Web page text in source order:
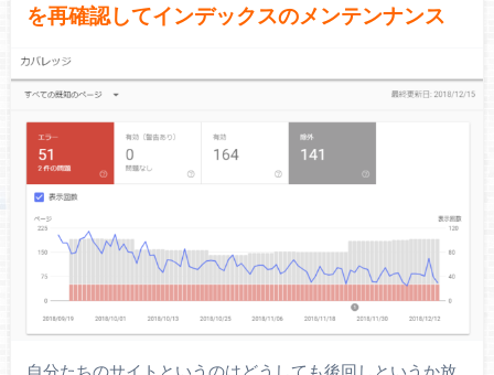
を再確認してインデックスのメンテンナンス
自分たちのサイトというのはどうしても後回しというか放